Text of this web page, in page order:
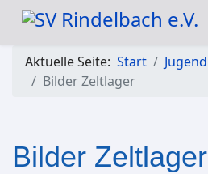
Aktuelle Seite: Start Jugend
Bilder Zeltlager
Bilder Zeltlager